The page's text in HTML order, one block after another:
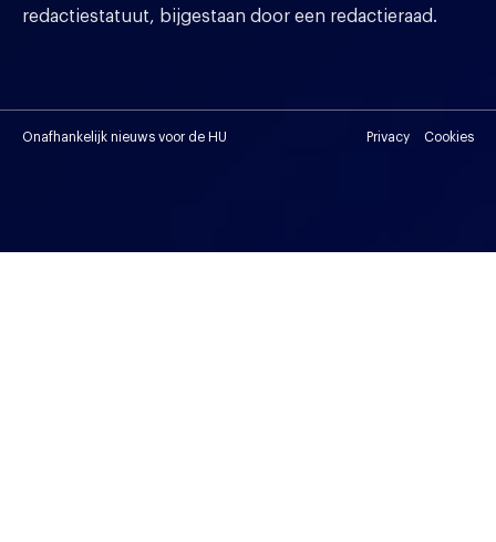
redactiestatuut, bijgestaan door een redactieraad.
Onafhankelijk nieuws voor de HU Privacy Cookies